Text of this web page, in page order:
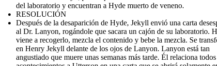
del laboratorio y encuentran a Hyde muerto de veneno.
RESOLUCIÓN
Después de la desaparición de Hyde, Jekyll envió una carta
al Dr. Lanyon, rogándole que sacara un cajón de su laboratorio.
viene a recogerlo, mezcla el contenido y bebe la mezcla. Se
en Henry Jekyll delante de los ojos de Lanyon. Lanyon está tan
angustiado que muere unas semanas más tarde. Él relaciona todos